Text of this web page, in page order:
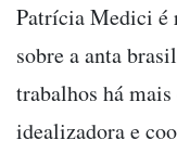
Patrícia Medici é
sobre a anta
trabalhos há
idealizadora e